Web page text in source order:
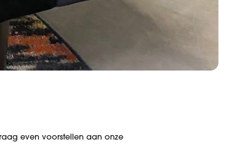
even voorstellen aan onze